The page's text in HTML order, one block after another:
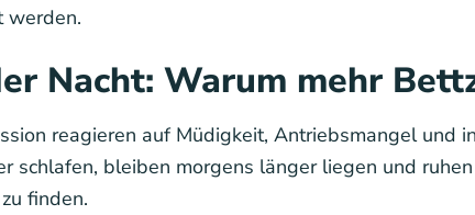
werden.
Nacht: Warum mehr
reagieren auf Müdigkeit, Antriebsmangel und
schlafen, bleiben morgens länger liegen und
finden.